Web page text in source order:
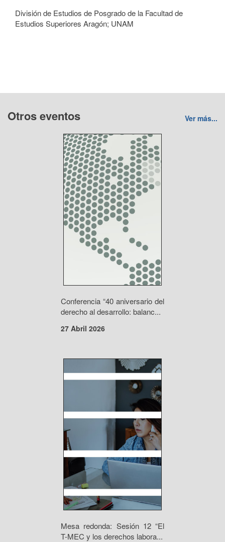
División de Estudios de Posgrado de la Facultad de
Estudios Superiores Aragón; UNAM
Otros eventos Ver más...
Conferencia “40 aniversario del
derecho al desarrollo: balanc...
27 Abril 2026
Mesa redonda: Sesión 12 “El
T-MEC y los derechos labora...